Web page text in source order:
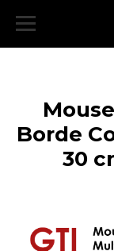
Borde
30